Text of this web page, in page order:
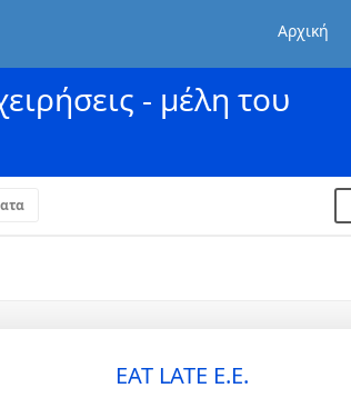
Αρχική
- μέλη του
EAT LATE Ε.Ε.